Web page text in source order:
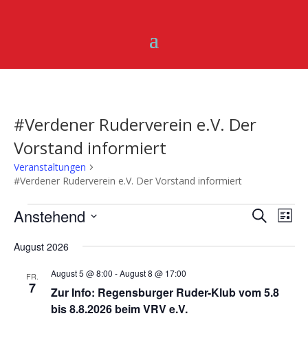
#Verdener Ruderverein e.V. Der
Vorstand informiert
Veranstaltungen
#Verdener Ruderverein e.V. Der Vorstand informiert
Veranstaltungen
Suche
und
SucheListe
Anstehend
wählen.
August 2026
FR.
7
Zur Info: Regensburger Ruder-Klub vom 5.8
bis 8.8.2026 beim VRV e.V.
August 5 @ 8:00 -August 8 @ 17:00